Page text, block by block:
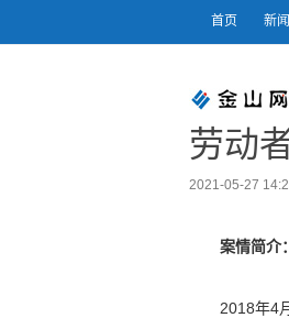
首页 新闻
劳动
2021-05-27
案情简介：
2018年4